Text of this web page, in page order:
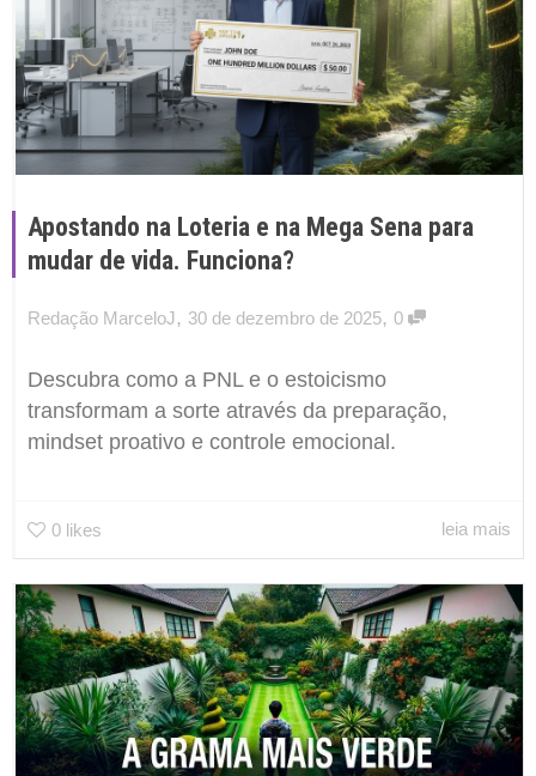
Apostando na Loteria e na Mega Sena para
mudar de vida. Funciona?
Redação MarceloJ, 30 de dezembro de 2025, 0
Descubra como a PNL e o estoicismo
transformam a sorte através da preparação,
mindset proativo e controle emocional.
0 likes leia mais